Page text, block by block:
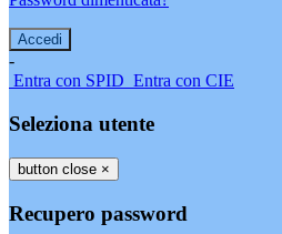
-
Entra con SPID Entra con CIE
Seleziona utente
button close ×
Recupero password